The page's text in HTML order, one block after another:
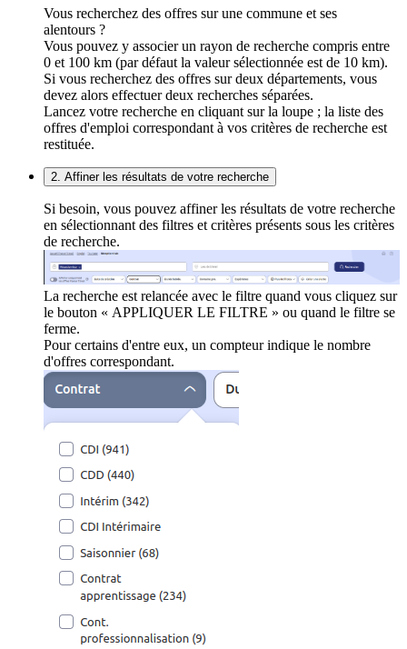
Vous recherchez des offres sur une commune et ses
alentours ?
Vous pouvez y associer un rayon de recherche compris entre
0 et 100 km (par défaut la valeur sélectionnée est de 10 km).
Si vous recherchez des offres sur deux départements, vous
devez alors effectuer deux recherches séparées.
Lancez votre recherche en cliquant sur la loupe ; la liste des
offres d'emploi correspondant à vos critères de recherche est
restituée.
2. Affiner les résultats de votre recherche
Si besoin, vous pouvez affiner les résultats de votre recherche
en sélectionnant des filtres et critères présents sous les critères
de recherche.
La recherche est relancée avec le filtre quand vous cliquez sur
le bouton « APPLIQUER LE FILTRE » ou quand le filtre se
ferme.
Pour certains d'entre eux, un compteur indique le nombre
d'offres correspondant.